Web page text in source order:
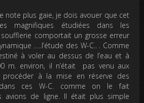
note plus gaie, je dois avouer que cet
magnifiques étudiées dans les
comportait un grosse erreur
…..l’étude des W-C.. . Comme
à voler au dessus de l’eau et à
m. environ, il n’était pas venu aux
procéder à la mise en réserve des
ces W-C. comme on le fait
avions de ligne. Il était plus simple